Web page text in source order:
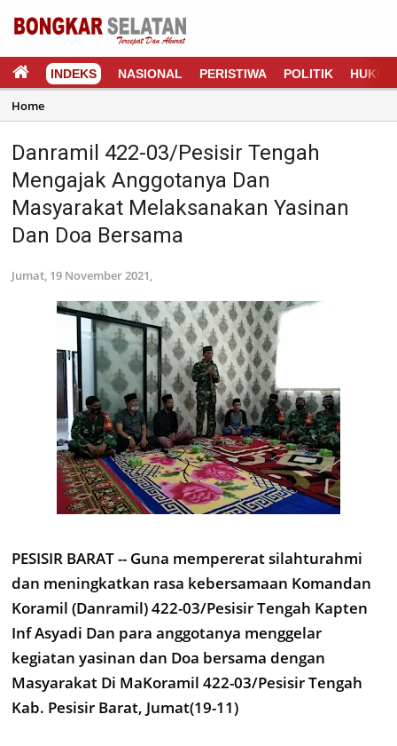
INDEKS NASIONAL PERISTIWA POLITIK HUKUM
Home
Danramil 422-03/Pesisir Tengah
Mengajak Anggotanya Dan
Masyarakat Melaksanakan Yasinan
Dan Doa Bersama
Jumat, 19 November 2021,
PESISIR BARAT -- Guna mempererat silahturahmi
dan meningkatkan rasa kebersamaan Komandan
Koramil (Danramil) 422-03/Pesisir Tengah Kapten
Inf Asyadi Dan para anggotanya menggelar
kegiatan yasinan dan Doa bersama dengan
Masyarakat Di MaKoramil 422-03/Pesisir Tengah
Kab. Pesisir Barat, Jumat(19-11)